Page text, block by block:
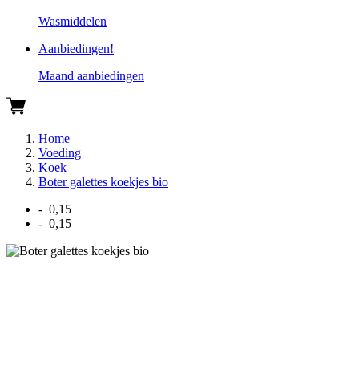
Wasmiddelen
Aanbiedingen!
Maand aanbiedingen
Home
Voeding
Koek
Boter galettes koekjes bio
- 0,15
- 0,15